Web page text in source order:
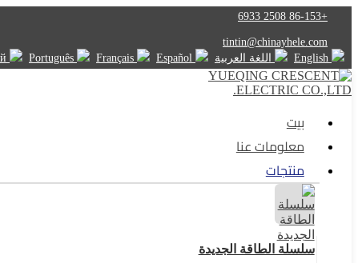
+86-153 2508 6933
tintin@chinayhele.com
اللغة العربية
بيت
معلومات عنا
منتجات
سلسلة الطاقة الجديدة